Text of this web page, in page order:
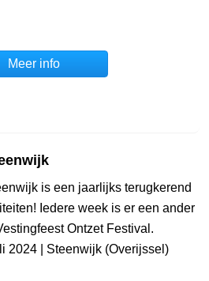
Meer info
is een jaarlijks terugkerend
Iedere week is er een ander
Ontzet Festival.
2024 | Steenwijk (Overijssel)